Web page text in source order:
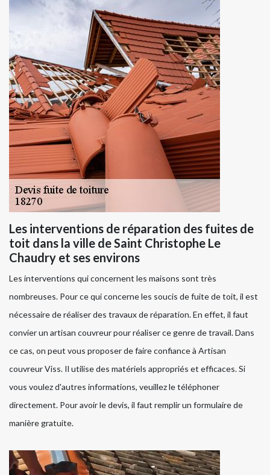
Les interventions de réparation des fuites de
toit dans la ville de Saint Christophe Le
Chaudry et ses environs
Les interventions qui concernent les maisons sont très
nombreuses. Pour ce qui concerne les soucis de fuite de toit, il est
nécessaire de réaliser des travaux de réparation. En effet, il faut
convier un artisan couvreur pour réaliser ce genre de travail. Dans
ce cas, on peut vous proposer de faire confiance à Artisan
couvreur Viss. Il utilise des matériels appropriés et efficaces. Si
vous voulez d'autres informations, veuillez le téléphoner
directement. Pour avoir le devis, il faut remplir un formulaire de
manière gratuite.